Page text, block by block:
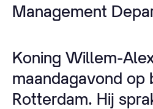
Management
Koning Willem-
maandagavond op
Rotterdam. Hij